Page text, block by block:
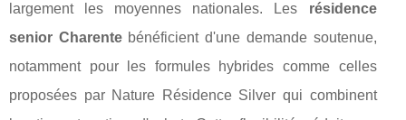
largement les moyennes nationales. Les résidence
senior Charentebénéficient d'une demande soutenue,
notamment pour les formules hybrides comme celles
proposées par Nature Résidence Silver qui combinent